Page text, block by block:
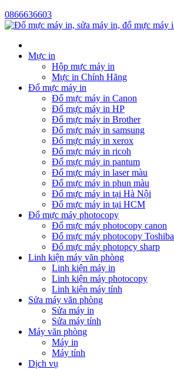
0866636603
Mực in
Hộp mực máy in
Mực in Chính Hãng
Đổ mực máy in
Đổ mực máy in Canon
Đổ mực máy in HP
Đổ mực máy in Brother
Đổ mực máy in samsung
Đổ mực máy in xerox
Đổ mực máy in ricoh
Đổ mực máy in pantum
Đổ mực máy in laser màu
Đổ mực máy in phun màu
Đổ mực máy in tại Hà Nội
Đổ mực máy in tại HCM
Đổ mực máy photocopy
Đổ mực máy photocopy canon
Đổ mực máy photocopy Toshiba
Đổ mực máy photopcy sharp
Linh kiện máy văn phòng
Linh kiện máy in
Linh kiện máy photocopy
Linh kiện máy tính
Sửa máy văn phòng
Sửa máy in
Sửa máy tính
Máy văn phòng
Máy in
Máy tính
Dịch vụ